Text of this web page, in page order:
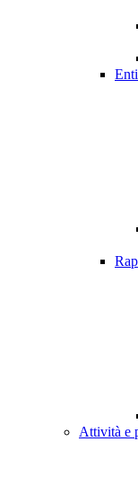
Attività e